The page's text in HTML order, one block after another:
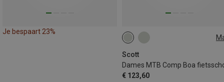
Je bespaart 23%
Scott
€ 123,60
38 41